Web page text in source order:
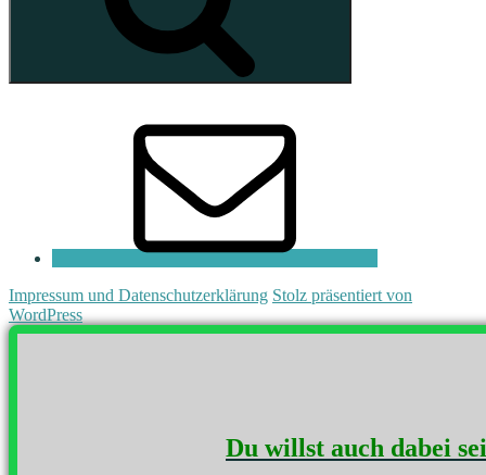
Impressum und Datenschutzerklärung Stolz präsentiert von
WordPress
Du willst auch dabei